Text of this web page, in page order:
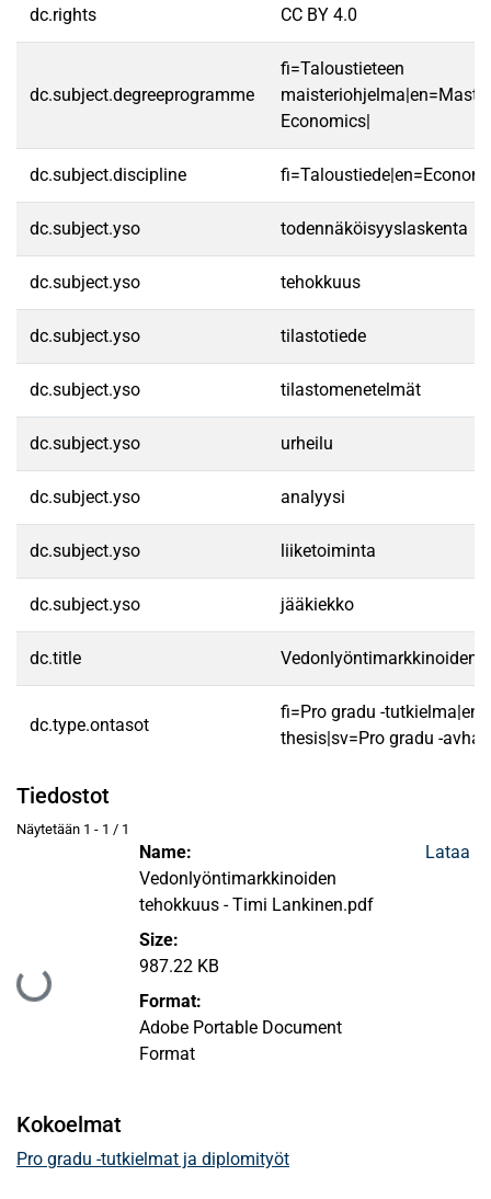
dc.rights CC BY 4.0
dc.subject.degreeprogramme
fi=Taloustieteen
Economics|
dc.subject.discipline
dc.subject.yso todennäköisyyslaskenta
dc.subject.yso tehokkuus
dc.subject.yso tilastotiede
dc.subject.yso tilastomenetelmät
dc.subject.yso urheilu
dc.subject.yso analyysi
dc.subject.yso liiketoiminta
dc.subject.yso jääkiekko
dc.title Vedonlyöntimarkkinoiden
dc.type.ontasot
fi=Pro gradu -
thesis|sv=Pro gradu -
Tiedostot
Näytetään 1 - 1 / 1
Ladataan...
Name:
Vedonlyöntimarkkinoiden
tehokkuus - Timi Lankinen.pdf
Size:
987.22 KB
Format:
Adobe Portable Document
Format
Lataa
Kokoelmat
Pro gradu -tutkielmat ja diplomityöt